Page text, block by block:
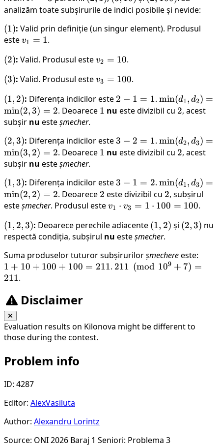
=
1)
10)
100)
analizăm toate subșirurile de indici posibile și nevide:
(1)
(1): Valid prin definiție (un singur element). Produsul
estev_1
v1 = 1.
(2)
(2): Valid. Produsul estev_2
10
v2 = 10.
(3)
(3): Valid. Produsul estev_3
100
v3 = 100.
(1,
2)
(1, 2): Diferența indicilor este 2
-
1
2 − 1 = 1. \min(d_1,
d_2) =
min(d1, d2) =
min(2,3) = 2. Deoarece 1
1 nu este divizibil cu 2
2, acest
subșir nu esteșmecher.
(2,
3)
(2,3): Diferența indicilor este3
-
1
3 − 2 = 1. \min(d_2,
d_3) =
min(d2, d3) =
min(3, 2) = 2. Deoarece 1
1 nu este divizibil cu 2
2, acest
subșir nu esteșmecher.
(1,
3)
(1,3): Diferența indicilor este3
-
1
2
3 − 1 = 2. \min(d_1,
d_3) =
\min(2,
min(d1, d3) =
min(2, 2) = 2. Deoarece 2
2 este divizibil cu 2
2, subșirul
esteșmecher. Produsul estev_1
v_3
= 1
\cdot
100
v1 ⋅ v3 = 1 ⋅ 100 = 100.
(1,
2,
(1, 2, 3): Deoarece perechile adiacente (1,
2)
(1, 2) și (2,
(2,3) nu
respectă condiția, subșirul nu esteșmecher.
Suma produselor tuturor subșirurilorșmechereeste:
10
1 + 10 + 100 + 100 = 211. 211
211 (mod 109 + 7) =
211.
Disclaimer
Evaluation results on Kilonova might be different to
those during the contest.
Problem info
ID: 4287
Editor: AlexVasiluta
Author: Alexandru Lorintz
Source: ONI 2026 Baraj 1 Seniori: Problema 3